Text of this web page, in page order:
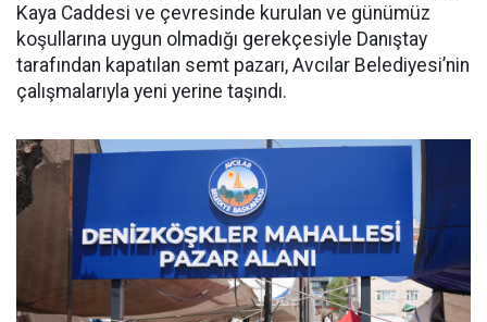
Kaya Caddesi ve çevresinde kurulan ve günümüz
koşullarına uygun olmadığı gerekçesiyle Danıştay
tarafından kapatılan semt pazarı, Avcılar Belediyesi’nin
çalışmalarıyla yeni yerine taşındı.